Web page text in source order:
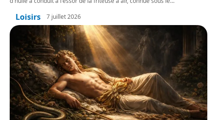
Loisirs 7 juillet 2026